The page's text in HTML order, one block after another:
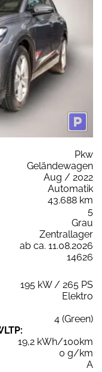
Pkw
Geländewagen
Aug / 2022
Automatik
43.688 km
5
Grau
Zentrallager
ab ca. 11.08.2026
14626
195 kW / 265 PS
Elektro
4 (Green)
19,2 kWh/100km
0 g/km
A